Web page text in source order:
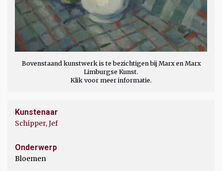
Bovenstaand kunstwerk is te bezichtigen bij Marx en Marx
Limburgse Kunst.
Klik voor meer informatie.
Kunstenaar
Schipper, Jef
Onderwerp
Bloemen